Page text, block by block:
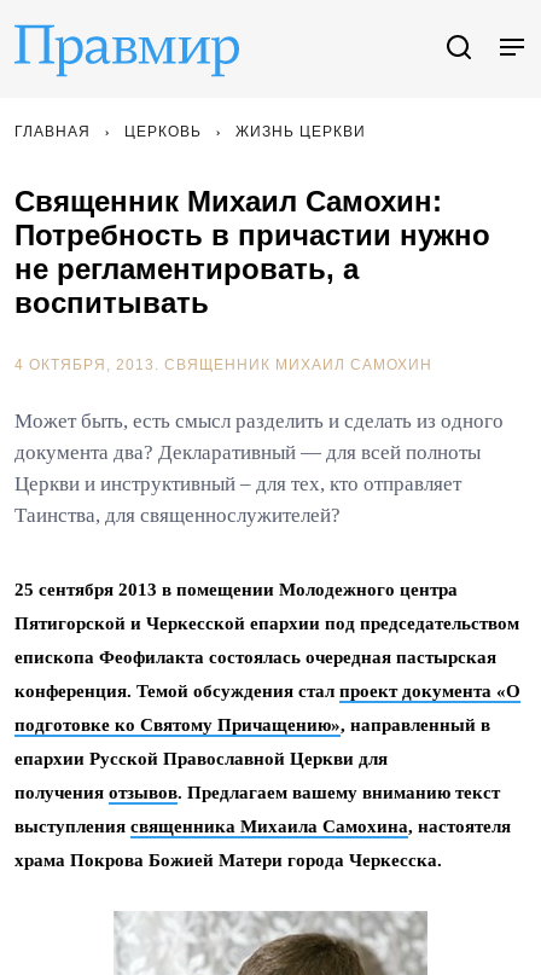
ГЛАВНАЯ ЦЕРКОВЬ ЖИЗНЬ ЦЕРКВИ
Священник Михаил Самохин:
Потребность в причастии нужно
не регламентировать, а
воспитывать
4 ОКТЯБРЯ, 2013. СВЯЩЕННИК МИХАИЛ САМОХИН
Может быть, есть смысл разделить и сделать из одного
документа два? Декларативный — для всей полноты
Церкви и инструктивный – для тех, кто отправляет
Таинства, для священнослужителей?
25 сентября 2013 в помещении Молодежного центра
Пятигорской и Черкесской епархии под председательством
епископа Феофилакта состоялась очередная пастырская
конференция. Темой обсуждения стал проект документа «О
подготовке ко Святому Причащению», направленный в
епархии Русской Православной Церкви для
получения отзывов. Предлагаем вашему вниманию текст
выступления священника Михаила Самохина, настоятеля
храма Покрова Божией Матери города Черкесска.